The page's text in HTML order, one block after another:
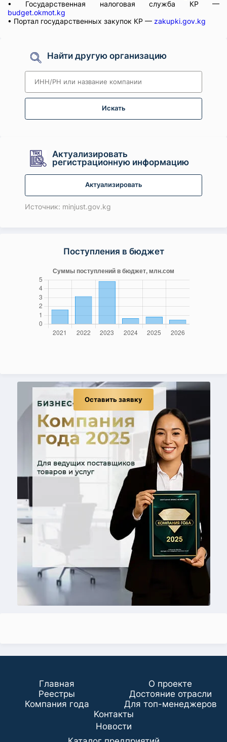
• Государственная налоговая служба КР —
budget.okmot.kg
• Портал государственных закупок КР — zakupki.gov.kg
Найти другую организацию
Искать
Актуализировать
регистрационную информацию
Актуализировать
Источник: minjust.gov.kg
Поступления в бюджет
Оставить заявку
Главная
О проекте
Реестры
Достояние отрасли
Компания года
Для топ-менеджеров
Koнтaкты
Новости